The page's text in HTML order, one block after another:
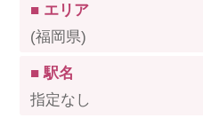
■ エリア
(福岡県)
■ 駅名
指定なし